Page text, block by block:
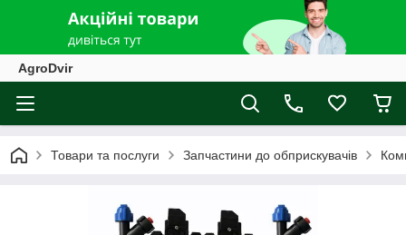
AgroDvir
Товари та послуги Запчастини до обприскувачів